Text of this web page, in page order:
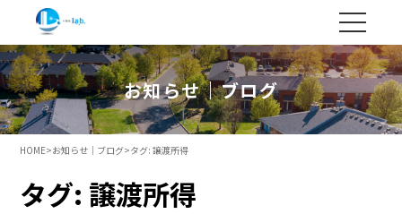
お知らせ｜ブログ
HOME>お知らせ｜ブログ>タグ:譲渡所得
タグ: 譲渡所得